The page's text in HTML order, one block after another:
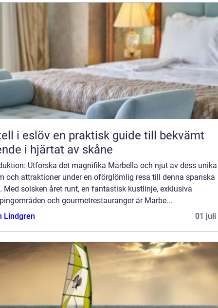
en praktisk guide till bekvämt
i hjärtat av skåne
Utforska det magnifika Marbella och njut av dess unika
och attraktioner under en oförglömlig resa till denna spanska
Med solsken året runt, en fantastisk kustlinje, exklusiva
och gourmetrestauranger är Marbe...
Lindgren
01 juli